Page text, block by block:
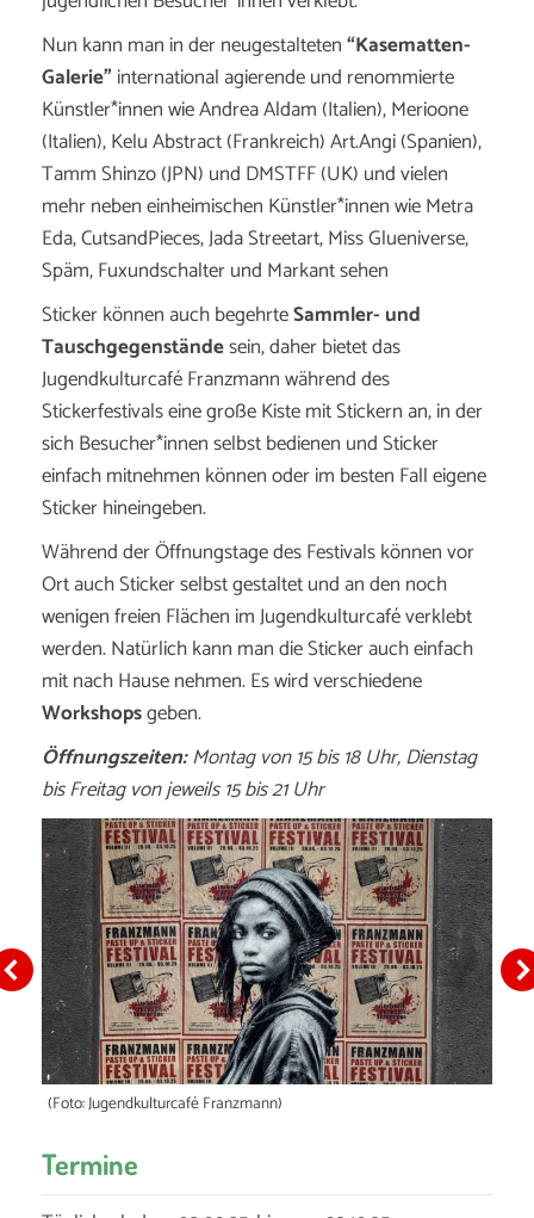
Nun kann man in der neugestalteten“Kasematten-
Galerie” international agierende und renommierte
Künstler*innen wie Andrea Aldam (Italien), Merioone
(Italien), Kelu Abstract (Frankreich) Art.Angi (Spanien),
Tamm Shinzo (JPN) und DMSTFF (UK) und vielen
mehr neben einheimischen Künstler*innen wie Metra
Eda, CutsandPieces, Jada Streetart, Miss Glueniverse,
Späm, Fuxundschalter und Markant sehen
Sticker können auch begehrteSammler- und
Tauschgegenständesein, daher bietet das
Jugendkulturcafé Franzmann während des
Stickerfestivals eine große Kiste mit Stickern an, in der
sich Besucher*innen selbst bedienen und Sticker
einfach mitnehmen können oder im besten Fall eigene
Sticker hineingeben.
Während der Öffnungstage des Festivals können vor
Ort auch Sticker selbst gestaltet und an den noch
wenigen freien Flächen im Jugendkulturcafé verklebt
werden. Natürlich kann man die Sticker auch einfach
mit nach Hause nehmen. Es wird verschiedene
Workshopsgeben.
Öffnungszeiten:Montag von 15 bis 18 Uhr, Dienstag
bis Freitag von jeweils 15 bis 21 Uhr
(Foto: Jugendkulturcafé Franzmann)
Termine